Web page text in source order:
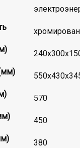
570
450
380